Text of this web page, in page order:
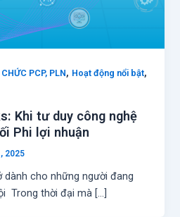
PCP, PLN, Hoạt động nổi bật,
Khi tư duy công nghệ
Phi lợi nhuận
2025
dành cho những người đang
Trong thời đại mà […]